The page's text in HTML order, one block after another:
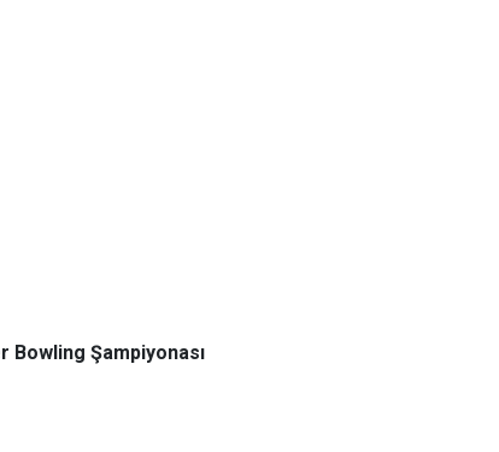
Bowling Şampiyonası